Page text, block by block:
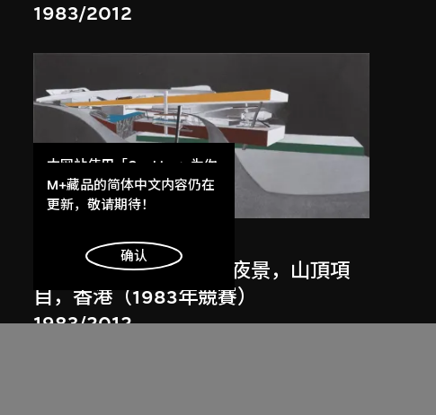
1983/2012
扎哈．哈迪德
斜坡入口／坡度入口，夜景，山頂項
目，香港（1983年競賽）
1983/2012
本网站使用「Cookies」为你
提供最好的网站体验。
了解更多
明白
M+藏品的简体中文内容仍在
更新，敬请期待！
确认